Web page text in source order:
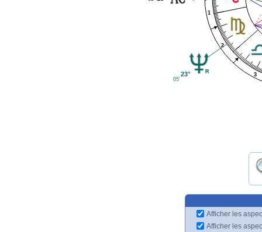
1
2
3
23°
05'
Afficher les
Afficher les